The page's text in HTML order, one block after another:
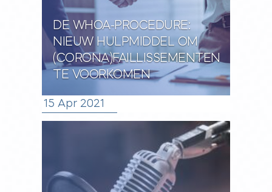
DE WHOA-PROCEDURE:
NIEUW HULPMIDDEL OM
(CORONA)FAILLISSEMENTEN
TE VOORKOMEN
15 Apr 2021